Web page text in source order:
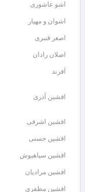
اشو عاشوری
اشوان و مهیار
اصغر قنبری
اصلان رادان
اَفرند
افشین آذری
افشین اشرفی
افشین حسنی
افشین سیاهپوش
افشین مرادیان
افشین مظفری